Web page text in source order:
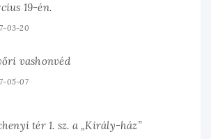
19-én.
03-20
vashonvéd
05-07
tér 1. sz. a „Király-ház”